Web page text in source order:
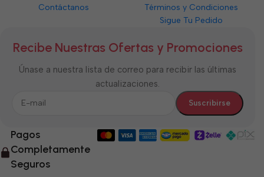
Contáctanos
Términos y Condiciones
Sigue Tu Pedido
Recibe Nuestras Ofertas y Promociones
Únase a nuestra lista de correo para recibir las últimas
actualizaciones.
Pagos
Completamente
Seguros